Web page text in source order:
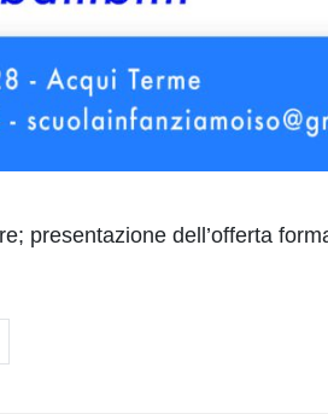
presentazione dell’offerta